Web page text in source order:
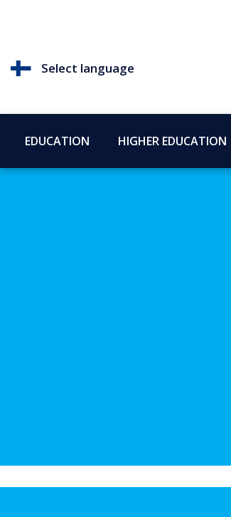
Select language
EDUCATION HIGHER EDUCATION